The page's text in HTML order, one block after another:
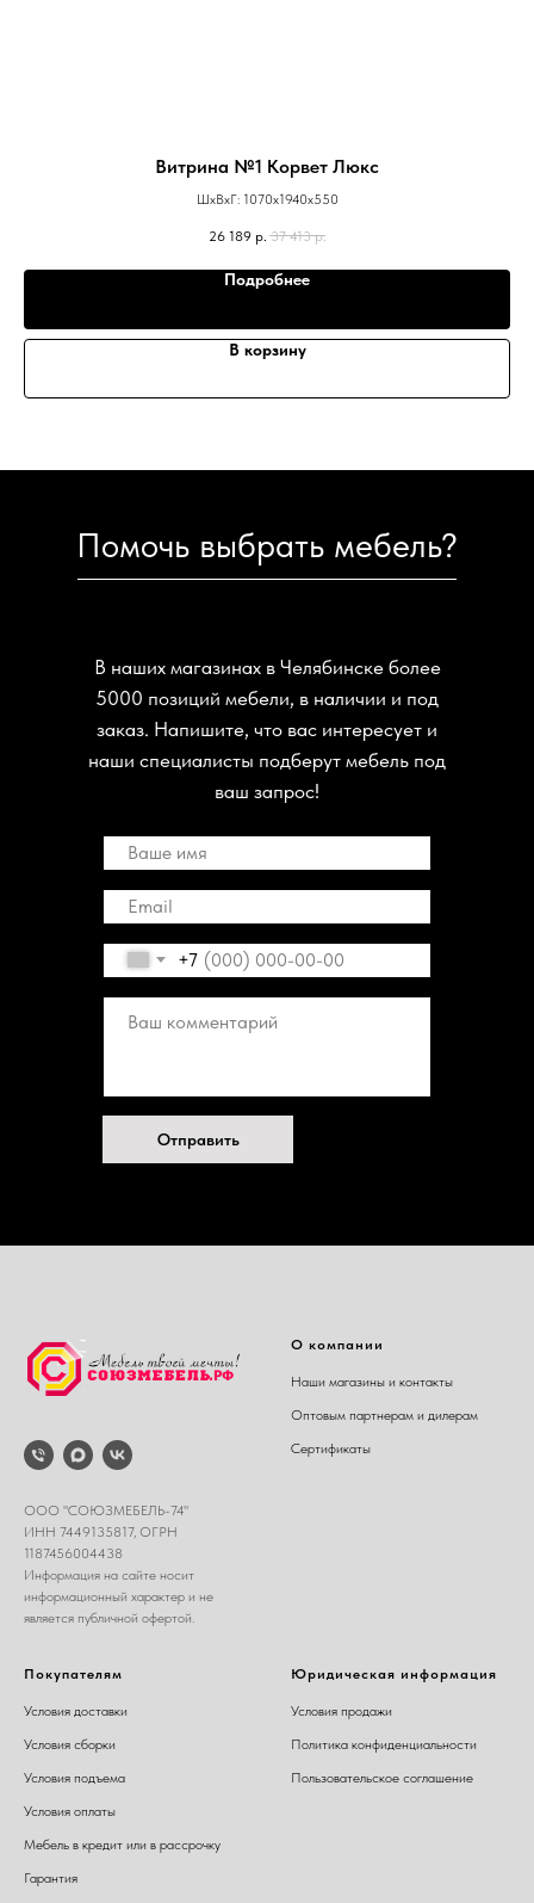
Витрина №1 Корвет Люкс
ШхВхГ: 1070х1940х550
26 189 р. 37 413 р.
Подробнее
В корзину
Помочь выбрать мебель?
+7
Отправить
В наших магазинах в Челябинске более
5000 позиций мебели, в наличии и под
заказ. Напишите, что вас интересует и
наши специалисты подберут мебель под
ваш запрос!
ООО "СОЮЗМЕБЕЛЬ-74"
ИНН 7449135817, ОГРН
1187456004438
Информация на сайте носит
информационный характер и не
является публичной офертой.
О компании
Наши магазины и контакты
Оптовым партнерам и дилерам
Сертификаты
Покупателям
Условия доставки
Условия сборки
Условия подъема
Условия оплаты
Мебель в кредит или в рассрочку
Гарантия
Юридическая информация
Условия продажи
Политика конфиденциальности
Пользовательское соглашение